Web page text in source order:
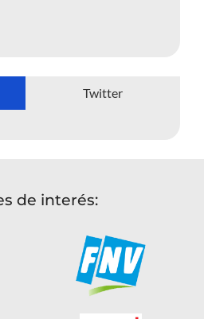
Twitter
de interés: